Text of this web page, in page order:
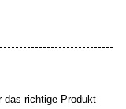
das richtige Produkt